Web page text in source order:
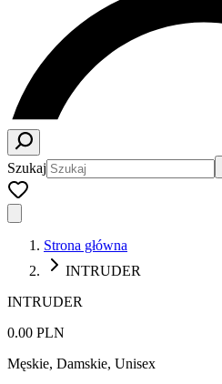
Szukaj
Strona główna
INTRUDER
INTRUDER
0.00 PLN
Męskie, Damskie, Unisex